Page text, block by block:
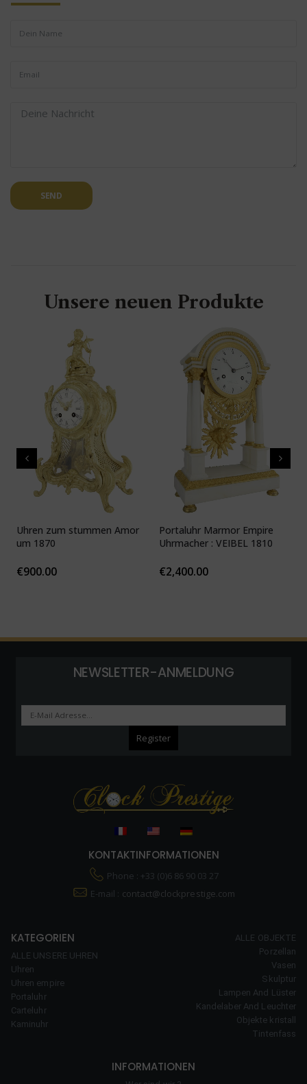
SEND
Unsere neuen Produkte
Uhren zum stummen Amor
um 1870
€900.00
Portaluhr Marmor Empire
Uhrmacher : VEIBEL 1810
€2,400.00
NEWSLETTER-ANMELDUNG
KONTAKTINFORMATIONEN
Phone : +33 (0)6 86 90 03 27
E-mail : contact@clockprestige.com
KATEGORIEN
ALLE UNSERE UHREN
Uhren
Uhren empire
Portaluhr
Carteluhr
Kaminuhr
ALLE OBJEKTE
Porzellan
Vasen
Skulptur
Lampen And Lüster
Kandelaber And Leuchter
Objekte kristall
Tintenfass
INFORMATIONEN